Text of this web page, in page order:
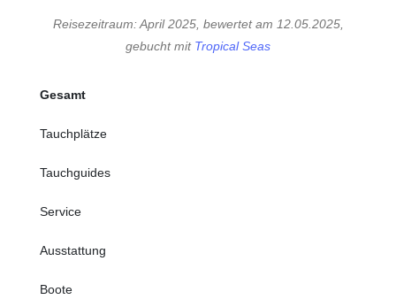
Reisezeitraum: April 2025, bewertet am 12.05.2025,
gebucht mit Tropical Seas
Gesamt
Tauchplätze
Tauchguides
Service
Ausstattung
Boote